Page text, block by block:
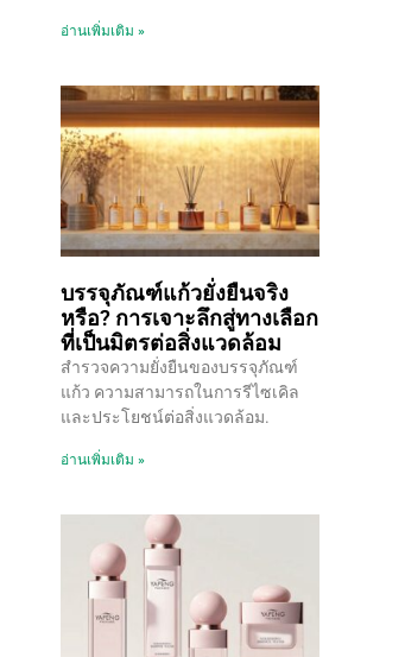
อ่านเพิ่มเติม »
บรรจุภัณฑ์แก้วยั่งยืนจริง
หรือ? การเจาะลึกสู่ทางเลือก
ที่เป็นมิตรต่อสิ่งแวดล้อม
สำรวจความยั่งยืนของบรรจุภัณฑ์
แก้ว ความสามารถในการรีไซเคิล
และประโยชน์ต่อสิ่งแวดล้อม.
อ่านเพิ่มเติม »